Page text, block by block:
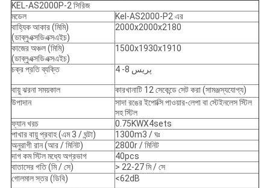
KEL-AS2000P-2 সিরিজ
মডেল
Kel-AS2000-P2 এর
বাহ্যিক আকার (মিমি)
(ডাব্লুএক্সডিএক্সএইচ)
2000x2000x2180
কাজের অঞ্চল (মিমি)
(ডাব্লুএক্সডিএক্সএইচ)
1500x1930x1910
চক্র প্রতি ব্যক্তি 4 -8 پريس
বায়ু ঝরনা সময়কাল
কারখানাটি 12 সেকেন্ডে সেট করা (সামঞ্জস্যযোগ্য)
উপাদান
সাদা রঙের ইপোক্সি পাওয়ার-লেপা বা স্টেইনলেস স্টিল
সহ স্টিল
ফ্যান খরচ
0.75KWX4sets
পাখার বায়ু প্রবাহ (এম 3 / ঘন্টা)
1300m3 / ঘঃ
অনুরাগী রান (আর / মিনিট)
2800r / মিনিট
দাগ কম স্টিল মধ্যে অগ্রভাগ
40pcs
বাতাসের গতি (মি / সে)
> 22-27 মি / সে
গোলমাল স্তর (ডিবি)
<62dB